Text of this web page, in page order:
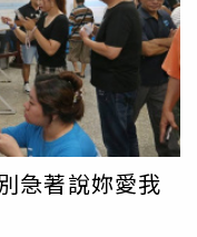
急著說妳愛我